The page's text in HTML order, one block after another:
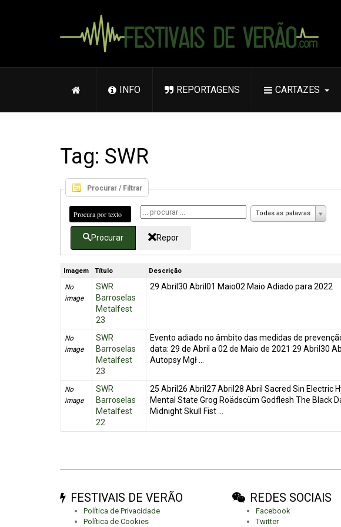
INFO REPORTAGENS CARTAZES
Tag: SWR
Procurar / Filtrar
Procura por texto Todas as palavras
Procurar Repor
Imagem Título Descrição
No
image
SWR
Barroselas
Metalfest
23
29 Abril30 Abril01 Maio02 Maio Adiado para 2022
No
image
SWR
Barroselas
Metalfest
23
Evento adiado no âmbito das medidas de
data: 29 de Abril a 02 de Maio de 2021 29 Abril30
Autopsy Mgł ...
No
image
SWR
Barroselas
Metalfest
22
25 Abril26 Abril27 Abril28 Abril Sacred Sin Electric
Mental State Grog Roädscüm Godflesh The Black
Midnight Skull Fist ...
FESTIVAIS DE VERÃO
Política de Privacidade
Política de Cookies
REDES SOCIAIS
Facebook
Twitter